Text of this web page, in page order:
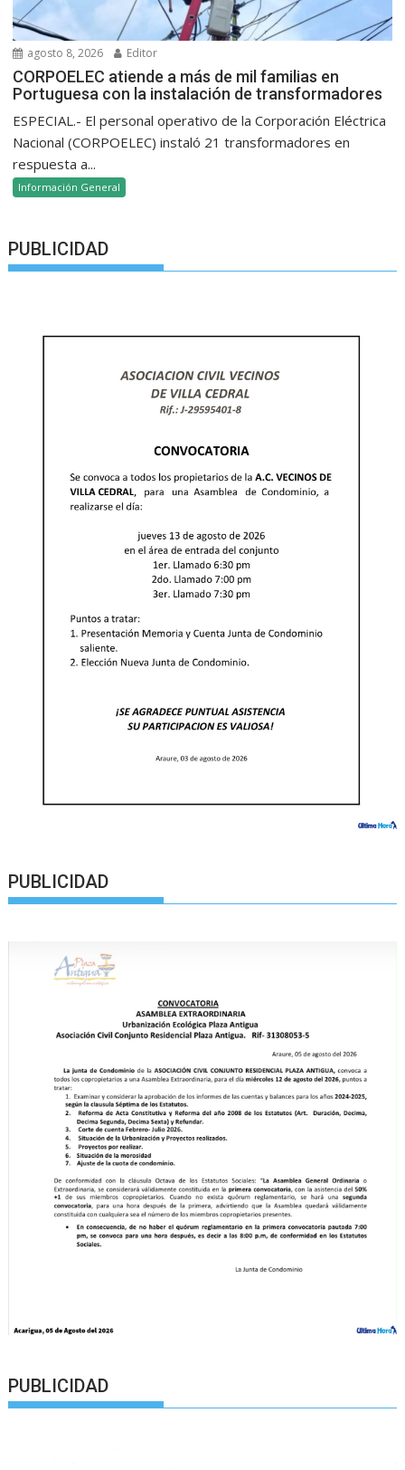
agosto 8, 2026 Editor
CORPOELEC atiende a más de mil familias en
Portuguesa con la instalación de transformadores
ESPECIAL.- El personal operativo de la Corporación Eléctrica
Nacional (CORPOELEC) instaló 21 transformadores en
respuesta a...
Información General
PUBLICIDAD
PUBLICIDAD
PUBLICIDAD